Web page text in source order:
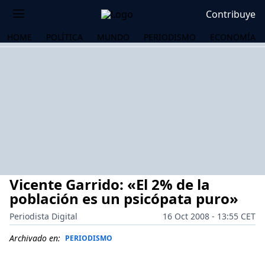
Contribuye
HOME POLÍTICA MUNDO PERIODISMO ECONOMÍA
Vicente Garrido: «El 2% de la
población es un psicópata puro»
Periodista Digital
16 Oct 2008 - 13:55 CET
Archivado en: PERIODISMO